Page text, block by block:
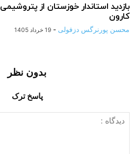
بازدید استاندار خوزستان از پتروشیمی
کارون
محسن پورنرگس دزفولی - 19 خرداد 1405
بدون نظر
پاسخ ترک